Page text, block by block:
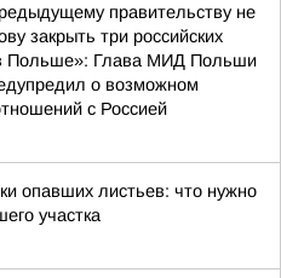
правительству не
закрыть три российских
в Польше»: Глава МИД Польши
о возможном
с Россией
опавших листьев: что нужно
участка